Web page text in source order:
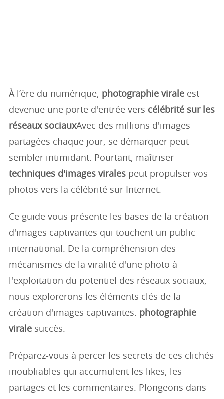
À l’ère du numérique, photographie virale est
devenue une porte d'entrée vers célébrité sur les
réseaux sociauxAvec des millions d'images
partagées chaque jour, se démarquer peut
sembler intimidant. Pourtant, maîtriser
techniques d'images virales peut propulser vos
photos vers la célébrité sur Internet.
Ce guide vous présente les bases de la création
d'images captivantes qui touchent un public
international. De la compréhension des
mécanismes de la viralité d'une photo à
l'exploitation du potentiel des réseaux sociaux,
nous explorerons les éléments clés de la
création d'images captivantes. photographie
virale succès.
Préparez-vous à percer les secrets de ces clichés
inoubliables qui accumulent les likes, les
partages et les commentaires. Plongeons dans